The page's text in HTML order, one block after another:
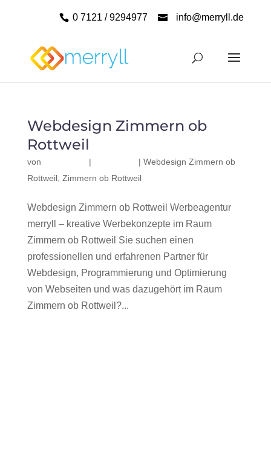
0 7121 / 9294977 info@merryll.de
Webdesign Zimmern ob
Rottweil
von | | Webdesign Zimmern ob
Rottweil, Zimmern ob Rottweil
Webdesign Zimmern ob Rottweil Werbeagentur
merryll – kreative Werbekonzepte im Raum
Zimmern ob Rottweil Sie suchen einen
professionellen und erfahrenen Partner für
Webdesign, Programmierung und Optimierung
von Webseiten und was dazugehört im Raum
Zimmern ob Rottweil?...